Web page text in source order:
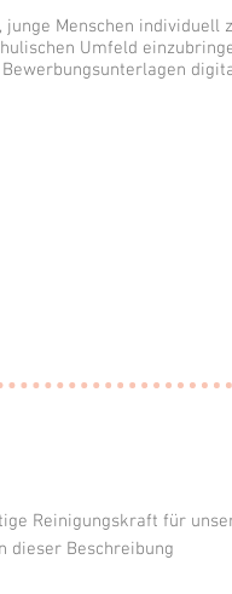
Menschen individuell
Umfeld
Reinigungskraft für
dieser Beschreibung